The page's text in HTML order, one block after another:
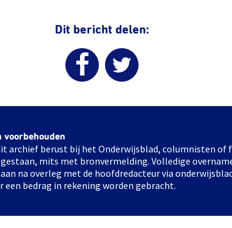
Dit bericht delen:
archief berust bij het Onderwijsblad, columnisten of
mits met bronvermelding. Volledige
na overleg met de hoofdredacteur via
bedrag in rekening worden gebracht.